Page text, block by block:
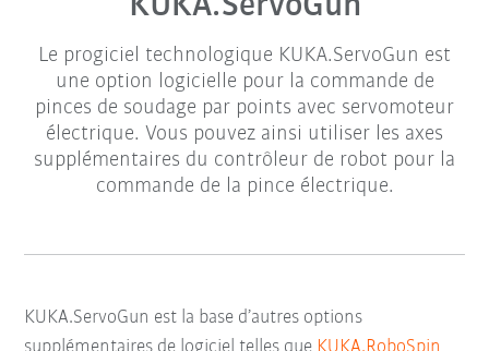
Le progiciel technologique KUKA.ServoGun est
une option logicielle pour la commande de
pinces de soudage par points avec servomoteur
électrique. Vous pouvez ainsi utiliser les axes
supplémentaires du contrôleur de robot pour la
commande de la pince électrique.
KUKA.ServoGun est la base d’autres options